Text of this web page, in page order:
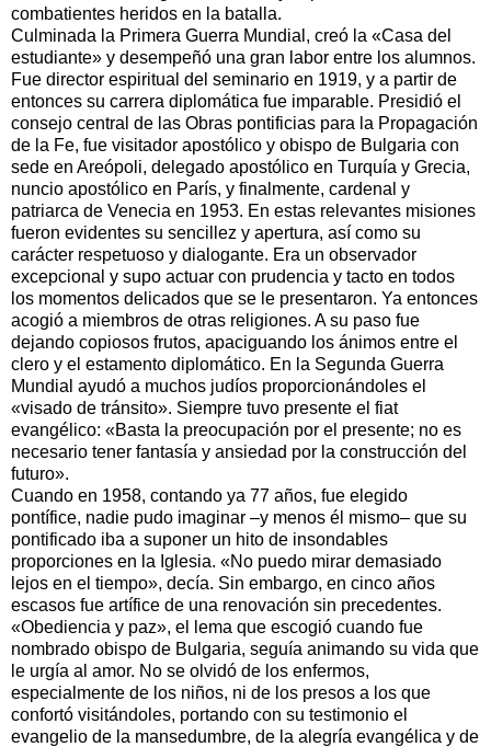
combatientes heridos en la batalla.
Culminada la Primera Guerra Mundial, creó la «Casa del
estudiante» y desempeñó una gran labor entre los alumnos.
Fue director espiritual del seminario en 1919, y a partir de
entonces su carrera diplomática fue imparable. Presidió el
consejo central de las Obras pontificias para la Propagación
de la Fe, fue visitador apostólico y obispo de Bulgaria con
sede en Areópoli, delegado apostólico en Turquía y Grecia,
nuncio apostólico en París, y finalmente, cardenal y
patriarca de Venecia en 1953. En estas relevantes misiones
fueron evidentes su sencillez y apertura, así como su
carácter respetuoso y dialogante. Era un observador
excepcional y supo actuar con prudencia y tacto en todos
los momentos delicados que se le presentaron. Ya entonces
acogió a miembros de otras religiones. A su paso fue
dejando copiosos frutos, apaciguando los ánimos entre el
clero y el estamento diplomático. En la Segunda Guerra
Mundial ayudó a muchos judíos proporcionándoles el
«visado de tránsito». Siempre tuvo presente el fiat
evangélico: «Basta la preocupación por el presente; no es
necesario tener fantasía y ansiedad por la construcción del
futuro».
Cuando en 1958, contando ya 77 años, fue elegido
pontífice, nadie pudo imaginar –y menos él mismo– que su
pontificado iba a suponer un hito de insondables
proporciones en la Iglesia. «No puedo mirar demasiado
lejos en el tiempo», decía. Sin embargo, en cinco años
escasos fue artífice de una renovación sin precedentes.
«Obediencia y paz», el lema que escogió cuando fue
nombrado obispo de Bulgaria, seguía animando su vida que
le urgía al amor. No se olvidó de los enfermos,
especialmente de los niños, ni de los presos a los que
confortó visitándoles, portando con su testimonio el
evangelio de la mansedumbre, de la alegría evangélica y de